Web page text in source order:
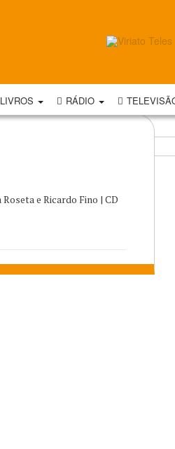
LIVROS RÁDIO
e Ricardo Fino | CD